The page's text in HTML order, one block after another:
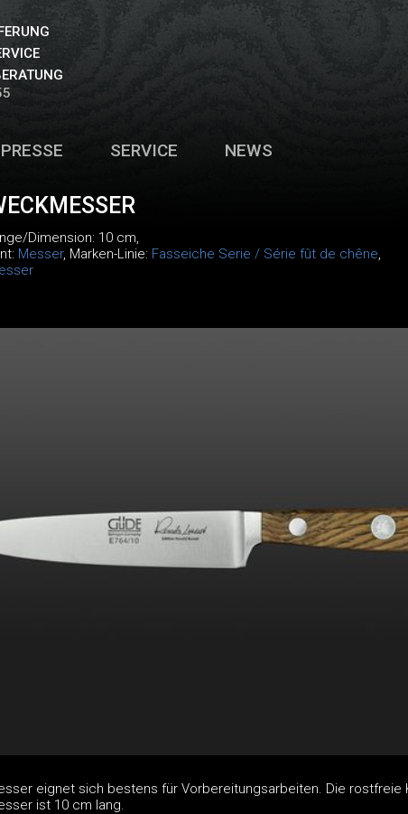
PRESSE SERVICE NEWS
Dimension: 10 cm,
Messer, Marken-Linie: Fasseiche Serie / Série fût de chêne,
eignet sich bestens für Vorbereitungsarbeiten. Die rostfreie
ist 10 cm lang.